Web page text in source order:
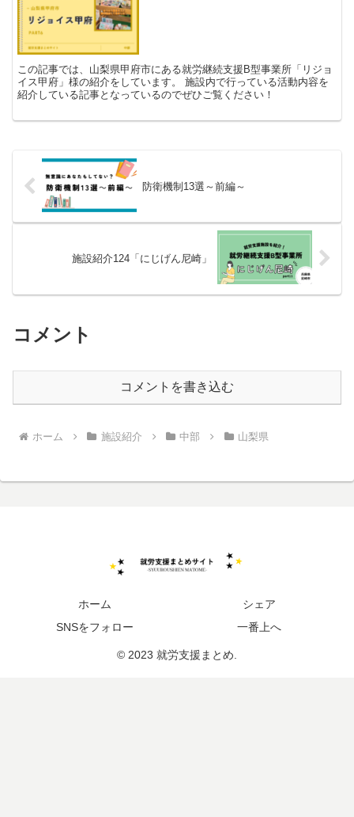
この記事では、山梨県甲府市にある就労継続支援B型事業所「リジョ
イス甲府」様の紹介をしています。 施設内で行っている活動内容を
紹介している記事となっているのでぜひご覧ください！
防衛機制13選～前編～
施設紹介124「にじげん尼崎」
コメント
コメントを書き込む
ホーム 施設紹介 中部 山梨県
ホーム
シェア
SNSをフォロー
一番上へ
© 2023 就労支援まとめ.